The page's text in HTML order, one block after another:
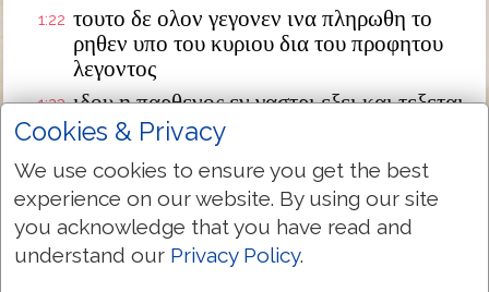
1:22 τουτο δε ολον γεγονεν ινα πληρωθη το
ρηθεν υπο του κυριου δια του προφητου
λεγοντος
1:23 ιδου η παρθενος εν γαστρι εξει και τεξεται
υιον και καλεσουσιν το ονομα αυτου
εμμανουηλ ο εστιν μεθερμηνευομενον μεθ
ημων ο θεος
1:24 διεγερθεις δε ο ιωσηφ απο του υπνου
εποιησεν ως προσεταξεν αυτω ο αγγελος
κυριου και παρελαβεν την γυναικα αυτου
Cookies & Privacy
We use cookies to ensure you get the best
experience on our website. By using our site
you acknowledge that you have read and
understand our Privacy Policy.